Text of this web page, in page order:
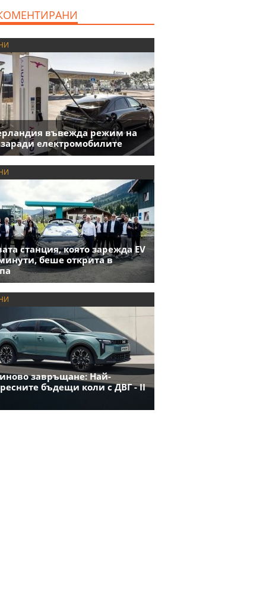
въвежда режим на
заради електромобилите
станция, която зарежда EV
беше открита в
завръщане: Най-
бъдещи коли с ДВГ - II